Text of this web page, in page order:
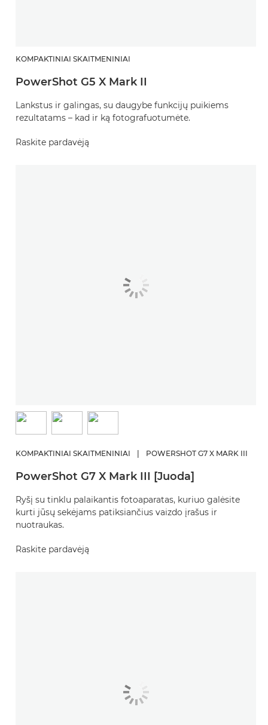
KOMPAKTINIAI SKAITMENINIAI
PowerShot G5 X Mark II
Lankstus ir galingas, su daugybe funkcijų puikiems
rezultatams – kad ir ką fotografuotumėte.
Raskite pardavėją
KOMPAKTINIAI SKAITMENINIAI POWERSHOT G7 X MARK III
PowerShot G7 X Mark III [Juoda]
Ryšį su tinklu palaikantis fotoaparatas, kuriuo galėsite
kurti jūsų sekėjams patiksiančius vaizdo įrašus ir
nuotraukas.
Raskite pardavėją